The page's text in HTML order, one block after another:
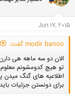
ا
Jun 17, 2015
modir banoo گفت:
الان دو سه ماهه هی دارن
تو هیچ کدومشونم
اطلاعیه های گنگ
برای دونستن جزئیات